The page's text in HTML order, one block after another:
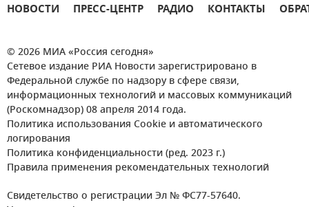
НОВОСТИ ПРЕСС-ЦЕНТР РАДИО КОНТАКТЫ
© 2026 МИА «Россия сегодня»
Сетевое издание РИА Новости зарегистрировано в
Федеральной службе по надзору в сфере связи,
информационных технологий и массовых коммуникаций
(Роскомнадзор) 08 апреля 2014 года.
Политика использования Cookie и автоматического
логирования
Политика конфиденциальности (ред. 2023 г.)
Правила применения рекомендательных технологий
Свидетельство о регистрации Эл № ФС77-57640.